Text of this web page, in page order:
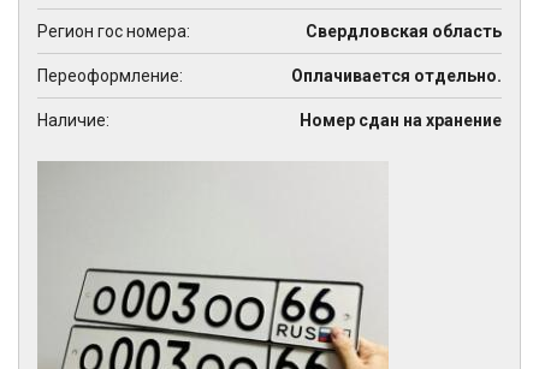
Регион гос номера: Свердловская область
Переоформление: Оплачивается отдельно.
Наличие: Номер сдан на хранение